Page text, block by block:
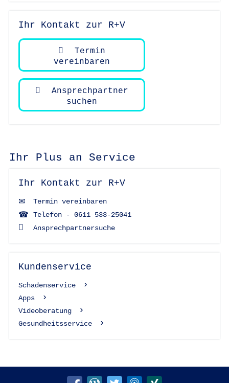
Ihr Kontakt zur R+V
Termin
vereinbaren
Ansprechpartner
suchen
Ihr Plus an Service
Ihr Kontakt zur R+V
Termin vereinbaren
Telefon - 0611 533-25041
Ansprechpartnersuche
Kundenservice
Schadenservice
Apps
Videoberatung
Gesundheitsservice